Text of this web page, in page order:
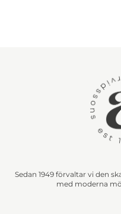
Sedan 1949 förvaltar vi den
med moderna